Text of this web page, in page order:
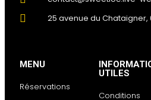
25 avenue du Chataigner,
MENU
Réservations
UTILES
Conditions